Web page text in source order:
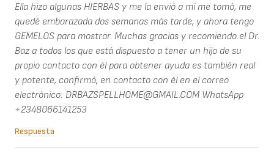
Ella hizo algunas HIERBAS y me la envió a mí me tomó, me
quedé embarazada dos semanas más tarde, y ahora tengo
GEMELOS para mostrar. Muchas gracias y recomiendo el Dr.
Baz a todos los que está dispuesto a tener un hijo de su
propio contacto con él para obtener ayuda es también real
y potente, confirmó, en contacto con él en el correo
electrónico: DRBAZSPELLHOME@GMAIL.COM WhatsApp
+2348066141253
Respuesta